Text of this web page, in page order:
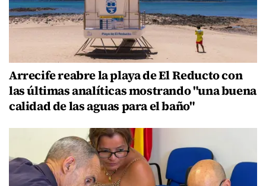
Arrecife reabre la playa de El Reducto con
las últimas analíticas mostrando "una buena
calidad de las aguas para el baño"